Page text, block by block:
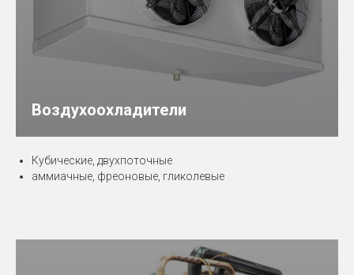
Воздухоохладители
Кубические, двухпоточные
аммиачные, фреоновые, гликолевые